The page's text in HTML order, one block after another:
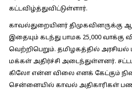
கட்டவிழ்த்துவிட்டுள்ளார்.
காவல்துறையினர் திமுகவினருக்கு
இதையும் கடந்து பாமக 25,000 வாக்கு
வெற்றிபெறும். தமிழகத்தில்
மக்கள் அதிர்ச்சி அடைந்துள்ளனர்.
கிலோ என்ன விலை எனக் கேட்கும்
சென்னையில் காவல் அதிகாரிகள்